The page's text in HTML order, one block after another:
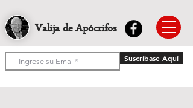
Valija de Apócrifos
Suscríbase Aquí